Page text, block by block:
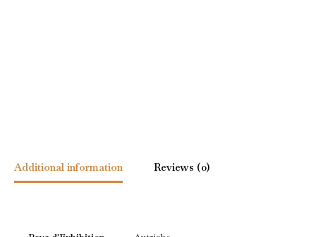
Additional information Reviews (0)